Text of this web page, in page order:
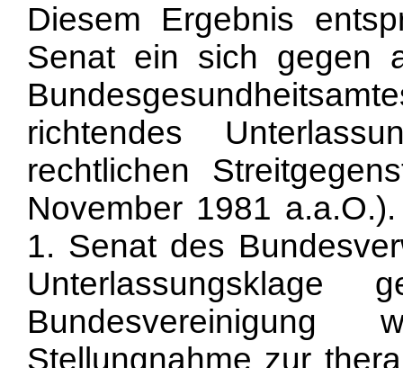
Diesem Ergebnis
Senat ein sich gegen
richtendes
rechtlichen
November 1981
1. Senat des
Unterlassungsklage
Stellungnahme zur